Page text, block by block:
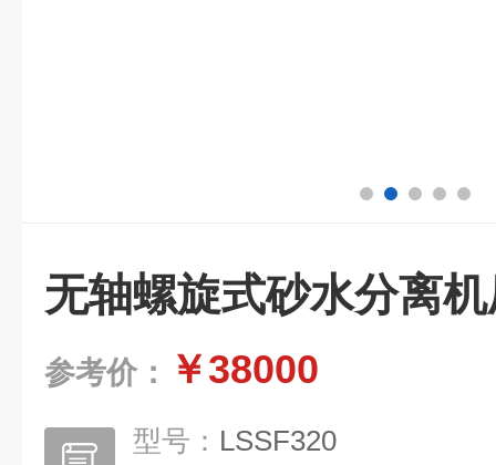
无轴螺旋式砂水分离
参考价： ￥38000
型号： LSSF320